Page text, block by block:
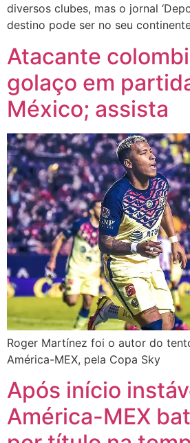
diversos clubes, mas o jornal
destino pode ser no seu
Atacante
golaço em
México; assista
Roger Martínez foi o autor do
América-MEX, pela Copa Sky
Após início
América-MEX